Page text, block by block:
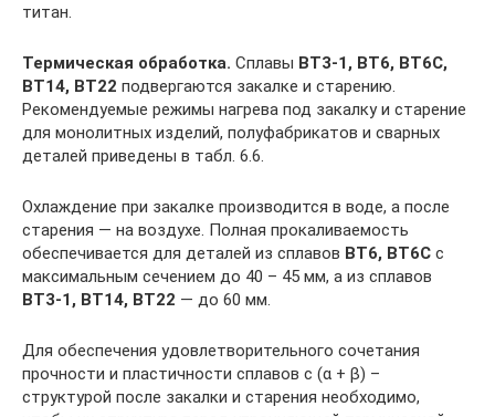
титан.
Термическая обработка. Сплавы ВТ3-1, ВТ6, ВТ6С,
ВТ14, ВТ22 подвергаются закалке и старению.
Рекомендуемые режимы нагрева под закалку и старение
для монолитных изделий, полуфабрикатов и сварных
деталей приведены в табл. 6.6.
Охлаждение при закалке производится в воде, а после
старения — на воздухе. Полная прокаливаемость
обеспечивается для деталей из сплавов ВТ6, ВТ6С с
максимальным сечением до 40 – 45 мм, а из сплавов
ВТ3-1, ВТ14, ВТ22 — до 60 мм.
Для обеспечения удовлетворительного сочетания
прочности и пластичности сплавов с (α + β) –
структурой после закалки и старения необходимо,